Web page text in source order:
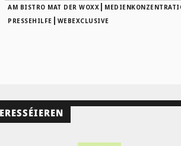
AM BISTRO MAT DER WOXX |
PRESSEHILFE | WEBEXCLUSIVE